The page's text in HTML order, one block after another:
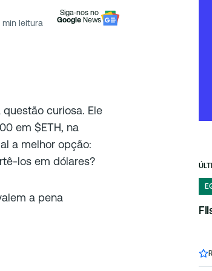
min leitura
Siga-nos no
Google News
curiosa. Ele
em $ETH, na
a melhor opção:
los em dólares?
a pena